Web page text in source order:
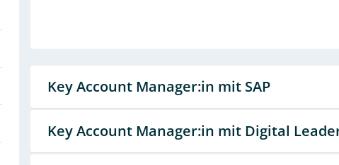
Key Account Manager:in mit SAP
Key Account Manager:in mit Digital